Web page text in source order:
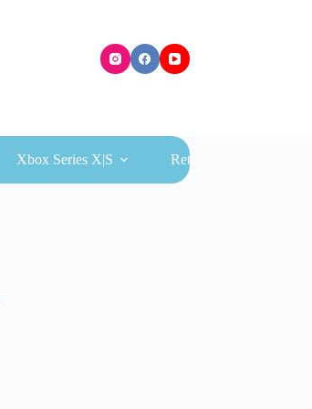
Xbox Series X|S Retro